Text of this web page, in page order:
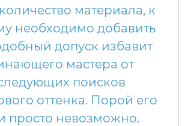
материала, к
необходимо добавить
допуск избавит
мастера от
поисков
оттенка. Порой его
просто невозможно.